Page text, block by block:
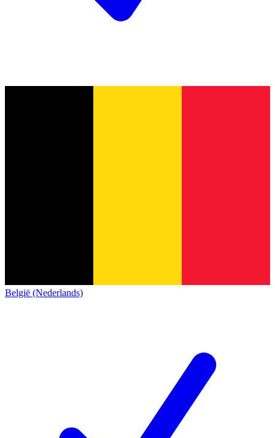
België (Nederlands)